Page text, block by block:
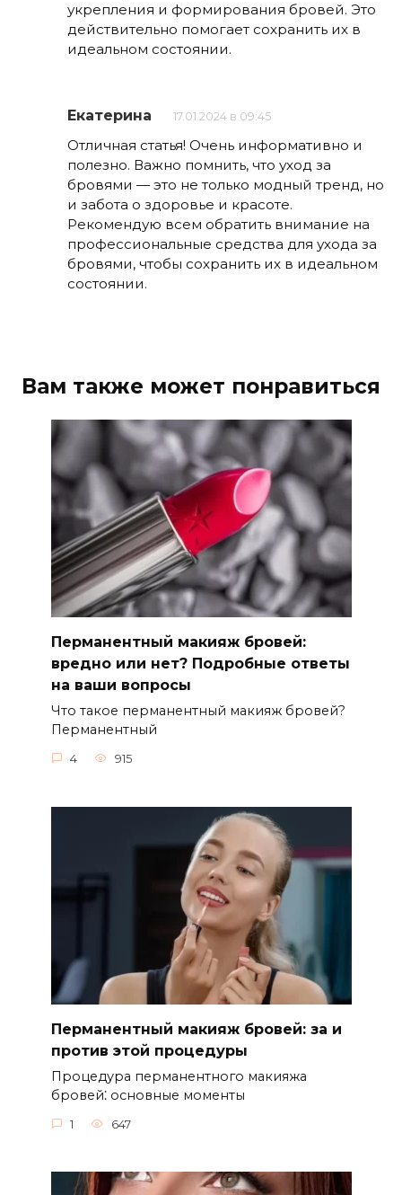
укрепления и формирования бровей. Это
действительно помогает сохранить их в
идеальном состоянии.
Екатерина 17.01.2024 в 09:45
Отличная статья! Очень информативно и
полезно. Важно помнить, что уход за
бровями — это не только модный тренд, но
и забота о здоровье и красоте.
Рекомендую всем обратить внимание на
профессиональные средства для ухода за
бровями, чтобы сохранить их в идеальном
состоянии.
Вам также может понравиться
Перманентный макияж бровей:
вредно или нет? Подробные ответы
на ваши вопросы
Что такое перманентный макияж бровей?​
Перманентный
4 915
Перманентный макияж бровей: за и
против этой процедуры
Процедура перманентного макияжа
бровей⁚ основные моменты
1 647